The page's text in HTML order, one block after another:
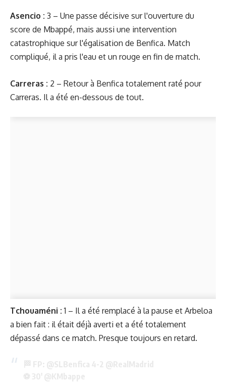
Asencio : 3 – Une passe décisive sur l'ouverture du
score de Mbappé, mais aussi une intervention
catastrophique sur l'égalisation de Benfica. Match
compliqué, il a pris l'eau et un rouge en fin de match.
Carreras : 2 – Retour à Benfica totalement raté pour
Carreras. Il a été en-dessous de tout.
Tchouaméni : 1 – Il a été remplacé à la pause et Arbeloa
a bien fait : il était déjà averti et a été totalement
dépassé dans ce match. Presque toujours en retard.